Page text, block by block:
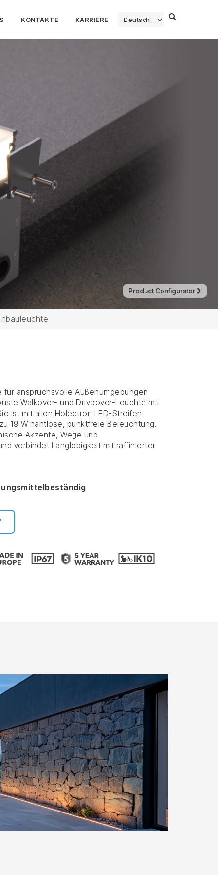
KONTAKTE KARRIERE Deutsch
Product Configurator
für anspruchsvolle Außenumgebungen
Walkover- und Driveover-Leuchte mit
ist mit allen Holectron LED-Streifen
19 W nahtlose, punktfreie Beleuchtung.
Akzente, Wege und
verbindet Langlebigkeit mit raffinierter